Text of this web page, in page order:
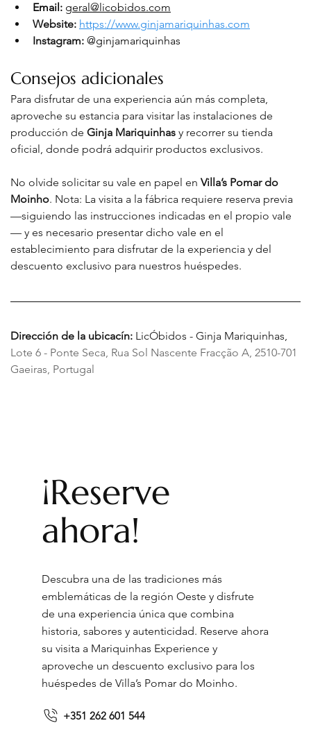
Email: geral@licobidos.com
Website: https://www.ginjamariquinhas.com
Instagram: @ginjamariquinhas
Consejos adicionales
Para disfrutar de una experiencia aún más completa,
aproveche su estancia para visitar las instalaciones de
producción de Ginja Mariquinhas y recorrer su tienda
oficial, donde podrá adquirir productos exclusivos.
No olvide solicitar su vale en papel en Villa’s Pomar do
Moinho. Nota: La visita a la fábrica requiere reserva previa
—siguiendo las instrucciones indicadas en el propio vale
— y es necesario presentar dicho vale en el
establecimiento para disfrutar de la experiencia y del
descuento exclusivo para nuestros huéspedes.
Dirección de la ubicacín: LicÓbidos - Ginja Mariquinhas,
Lote 6 - Ponte Seca, Rua Sol Nascente Fracção A, 2510-701
Gaeiras, Portugal
¡Reserve
ahora!
Descubra una de las tradiciones más
emblemáticas de la región Oeste y disfrute
de una experiencia única que combina
historia, sabores y autenticidad. Reserve ahora
su visita a Mariquinhas Experience y
aproveche un descuento exclusivo para los
huéspedes de Villa’s Pomar do Moinho.
+351 262 601 544